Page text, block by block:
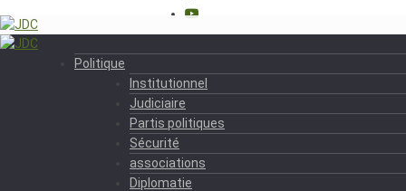
Politique
Institutionnel
Judiciaire
Partis politiques
Sécurité
associations
Diplomatie